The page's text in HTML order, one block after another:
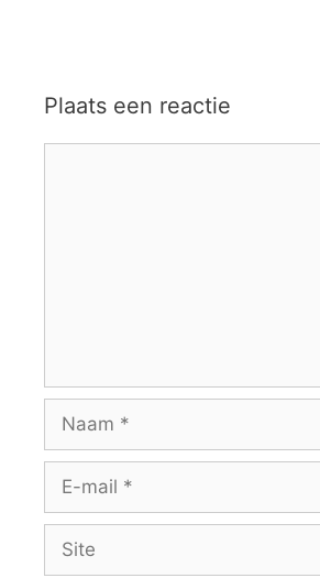
Plaats een reactie
Naam
Site